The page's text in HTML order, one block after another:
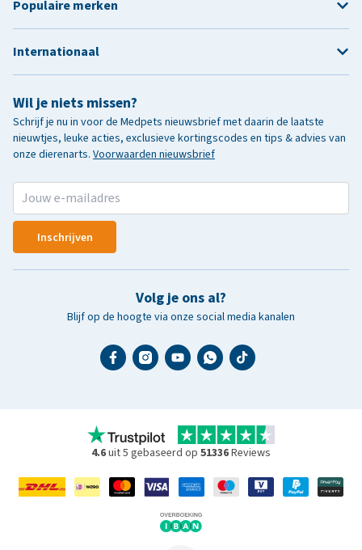
Wil je niets missen?
Schrijf je nu in voor de Medpets nieuwsbrief met daarin de laatste
nieuwtjes, leuke acties, exclusieve kortingscodes en tips & advies van
onze dierenarts. Voorwaarden nieuwsbrief
Inschrijven
Volg je ons al?
Blijf op de hoogte via onze social media kanalen
Populaire merken
Internationaal
4.6uit 5 gebaseerd op 51336Reviews